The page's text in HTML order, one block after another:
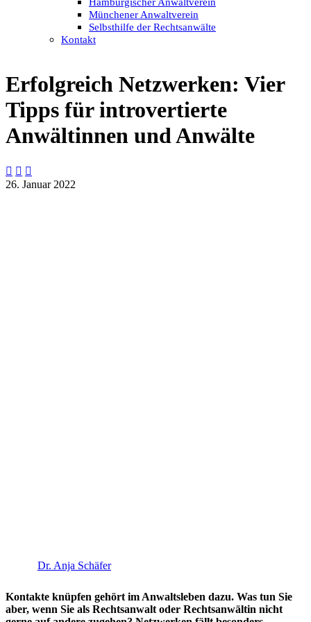
Münchener Anwaltverein
Selbsthilfe der Rechtsanwälte
Kontakt
Erfolgreich Netzwerken: Vier
Tipps für introvertierte
Anwältinnen und Anwälte
  
26. Januar 2022
Dr. Anja Schäfer
Kontakte knüpfen gehört im Anwaltsleben dazu. Was tun Sie
aber, wenn Sie als Rechtsanwalt oder Rechtsanwältin nicht